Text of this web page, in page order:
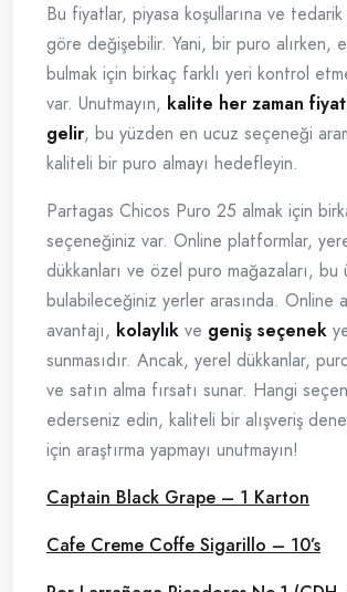
Bu fiyatlar, piyasa koşullarına ve tedarik
göre değişebilir. Yani, bir puro alırken,
bulmak için birkaç farklı yeri kontrol
var. Unutmayın, kalite her zaman
gelir, bu yüzden en ucuz seçeneği
kaliteli bir puro almayı hedefleyin.
Partagas Chicos Puro 25 almak için
seçeneğiniz var. Online platformlar,
dükkanları ve özel puro mağazaları, bu
bulabileceğiniz yerler arasında. Online
avantajı, kolaylık ve geniş seçenek
sunmasıdır. Ancak, yerel dükkanlar,
ve satın alma fırsatı sunar. Hangi
ederseniz edin, kaliteli bir alışveriş
için araştırma yapmayı unutmayın!
Captain Black Grape – 1 Karton
Cafe Creme Coffe Sigarillo – 10’s